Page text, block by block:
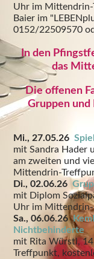
Uhr im Mittendrin-
Baier im
0152/22509570
In den
das
Die offenen
Gruppen und
Mi., 27.05.26
mit Sandra Hader
am zweiten und
Mittendrin-
Di., 02.06.26
mit Diplom
Uhr im
Sa., 06.06.26
Nichtbehinderte
mit Rita Würstl,
Treffpunkt,